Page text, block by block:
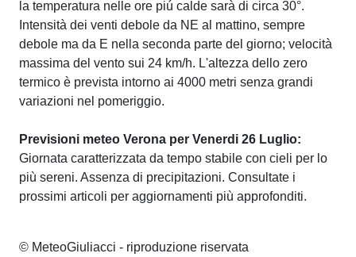
la temperatura nelle ore piú calde sarà di circa 30°.
Intensità dei venti debole da NE al mattino, sempre
debole ma da E nella seconda parte del giorno; velocità
massima del vento sui 24 km/h. L'altezza dello zero
termico è prevista intorno ai 4000 metri senza grandi
variazioni nel pomeriggio.
Previsioni meteo Verona per Venerdi 26 Luglio:
Giornata caratterizzata da tempo stabile con cieli per lo
più sereni. Assenza di precipitazioni. Consultate i
prossimi articoli per aggiornamenti più approfonditi.
© MeteoGiuliacci - riproduzione riservata